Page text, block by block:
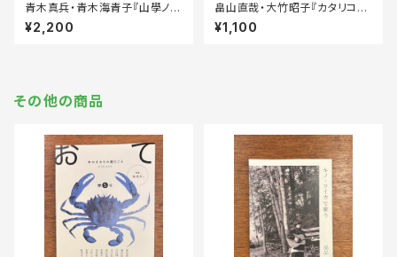
青木真兵・青木海青子『山學ノオ
ト』2（二〇二〇）、4（二〇二二）
¥2,200
畠山直哉・大竹昭子『カタリココ
文庫 見えているパチリ！』
¥1,100
その他の商品